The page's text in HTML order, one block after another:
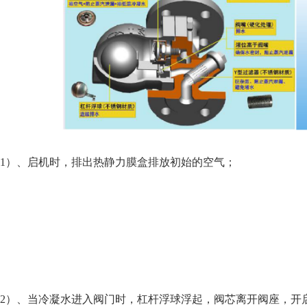
启机时，排出热静力膜盒排放初始的空气；
当冷凝水进入阀门时，杠杆浮球浮起，阀芯离开阀座，开